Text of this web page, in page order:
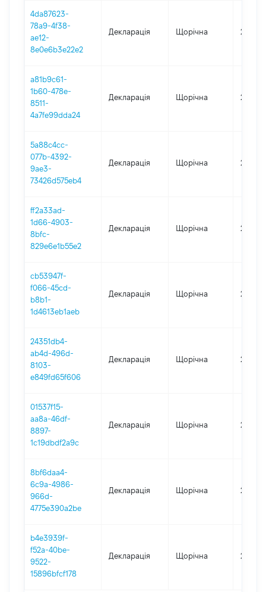
4da87623-
78a9-4f38-
ae12-
8e0e6b3e22e2
Декларація Щорічна 2025
a81b9c61-
1b60-478e-
8511-
4a7fe99dda24
Декларація Щорічна 2024
5a88c4cc-
077b-4392-
9ae3-
73426d575eb4
Декларація Щорічна 2023
ff2a33ad-
1d66-4903-
8bfc-
829e6e1b55e2
Декларація Щорічна 2022
cb53947f-
f066-45cd-
b8b1-
1d4613eb1aeb
Декларація Щорічна 2021
24351db4-
ab4d-496d-
8103-
e849fd65f606
Декларація Щорічна 2020
01537f15-
aa8a-46df-
8897-
1c19dbdf2a9c
Декларація Щорічна 2019
8bf6daa4-
6c9a-4986-
966d-
4775e390a2be
Декларація Щорічна 2018
b4e3939f-
f52a-40be-
9522-
15896bfcf178
Декларація Щорічна 2017